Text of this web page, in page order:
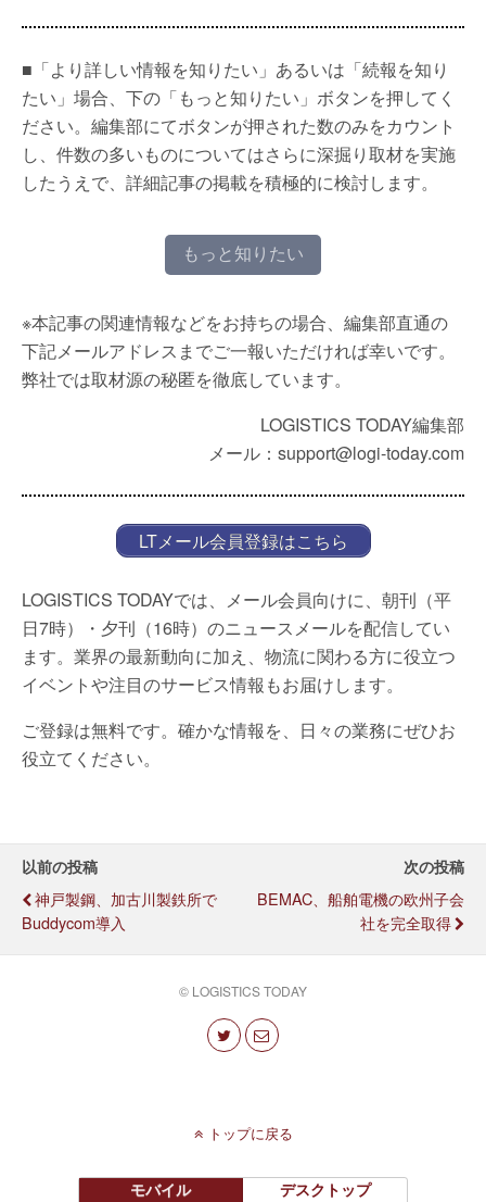
■「より詳しい情報を知りたい」あるいは「続報を知り
たい」場合、下の「もっと知りたい」ボタンを押してく
ださい。編集部にてボタンが押された数のみをカウント
し、件数の多いものについてはさらに深掘り取材を実施
したうえで、詳細記事の掲載を積極的に検討します。
もっと知りたい
※本記事の関連情報などをお持ちの場合、編集部直通の
下記メールアドレスまでご一報いただければ幸いです。
弊社では取材源の秘匿を徹底しています。
LOGISTICS TODAY編集部
メール：support@logi-today.com
LTメール会員登録はこちら
LOGISTICS TODAYでは、メール会員向けに、朝刊（平
日7時）・夕刊（16時）のニュースメールを配信してい
ます。業界の最新動向に加え、物流に関わる方に役立つ
イベントや注目のサービス情報もお届けします。
ご登録は無料です。確かな情報を、日々の業務にぜひお
役立てください。
以前の投稿
神戸製鋼、加古川製鉄所で
Buddycom導入
次の投稿
BEMAC、船舶電機の欧州子会
社を完全取得
© LOGISTICS TODAY
トップに戻る
モバイル デスクトップ